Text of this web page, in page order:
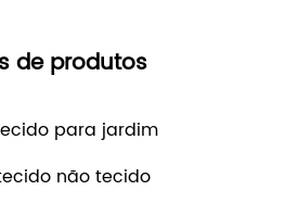
de produtos
para jardim
não tecido